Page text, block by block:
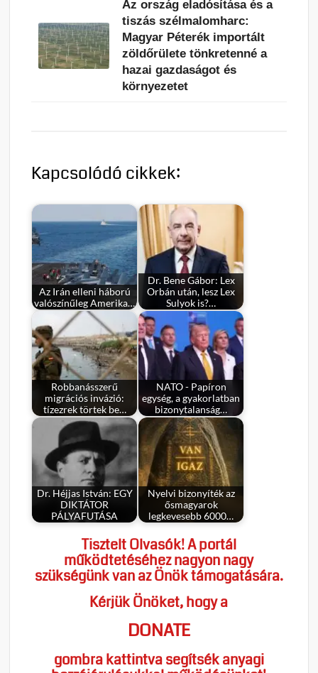
Az ország eladósítása és a
tiszás szélmalomharc:
Magyar Péterék importált
zöldőrülete tönkretenné a
hazai gazdaságot és
környezetet
Kapcsolódó cikkek:
Az Irán elleni háború
valószínűleg Amerika…
Dr. Bene Gábor: Lex
Orbán után, lesz Lex
Sulyok is?…
Robbanásszerű
migrációs invázió:
tízezrek törtek be…
NATO - Papíron
egység, a gyakorlatban
bizonytalanság…
Dr. Héjjas István: EGY
DIKTÁTOR
PÁLYAFUTÁSA
Nyelvi bizonyíték az
ősmagyarok
legkevesebb 6000…
Tisztelt Olvasók! A portál
működtetéséhez nagyon nagy
szükségünk van az Önök támogatására.
Kérjük Önöket, hogy a
DONATE
gombra kattintva segítsék anyagi